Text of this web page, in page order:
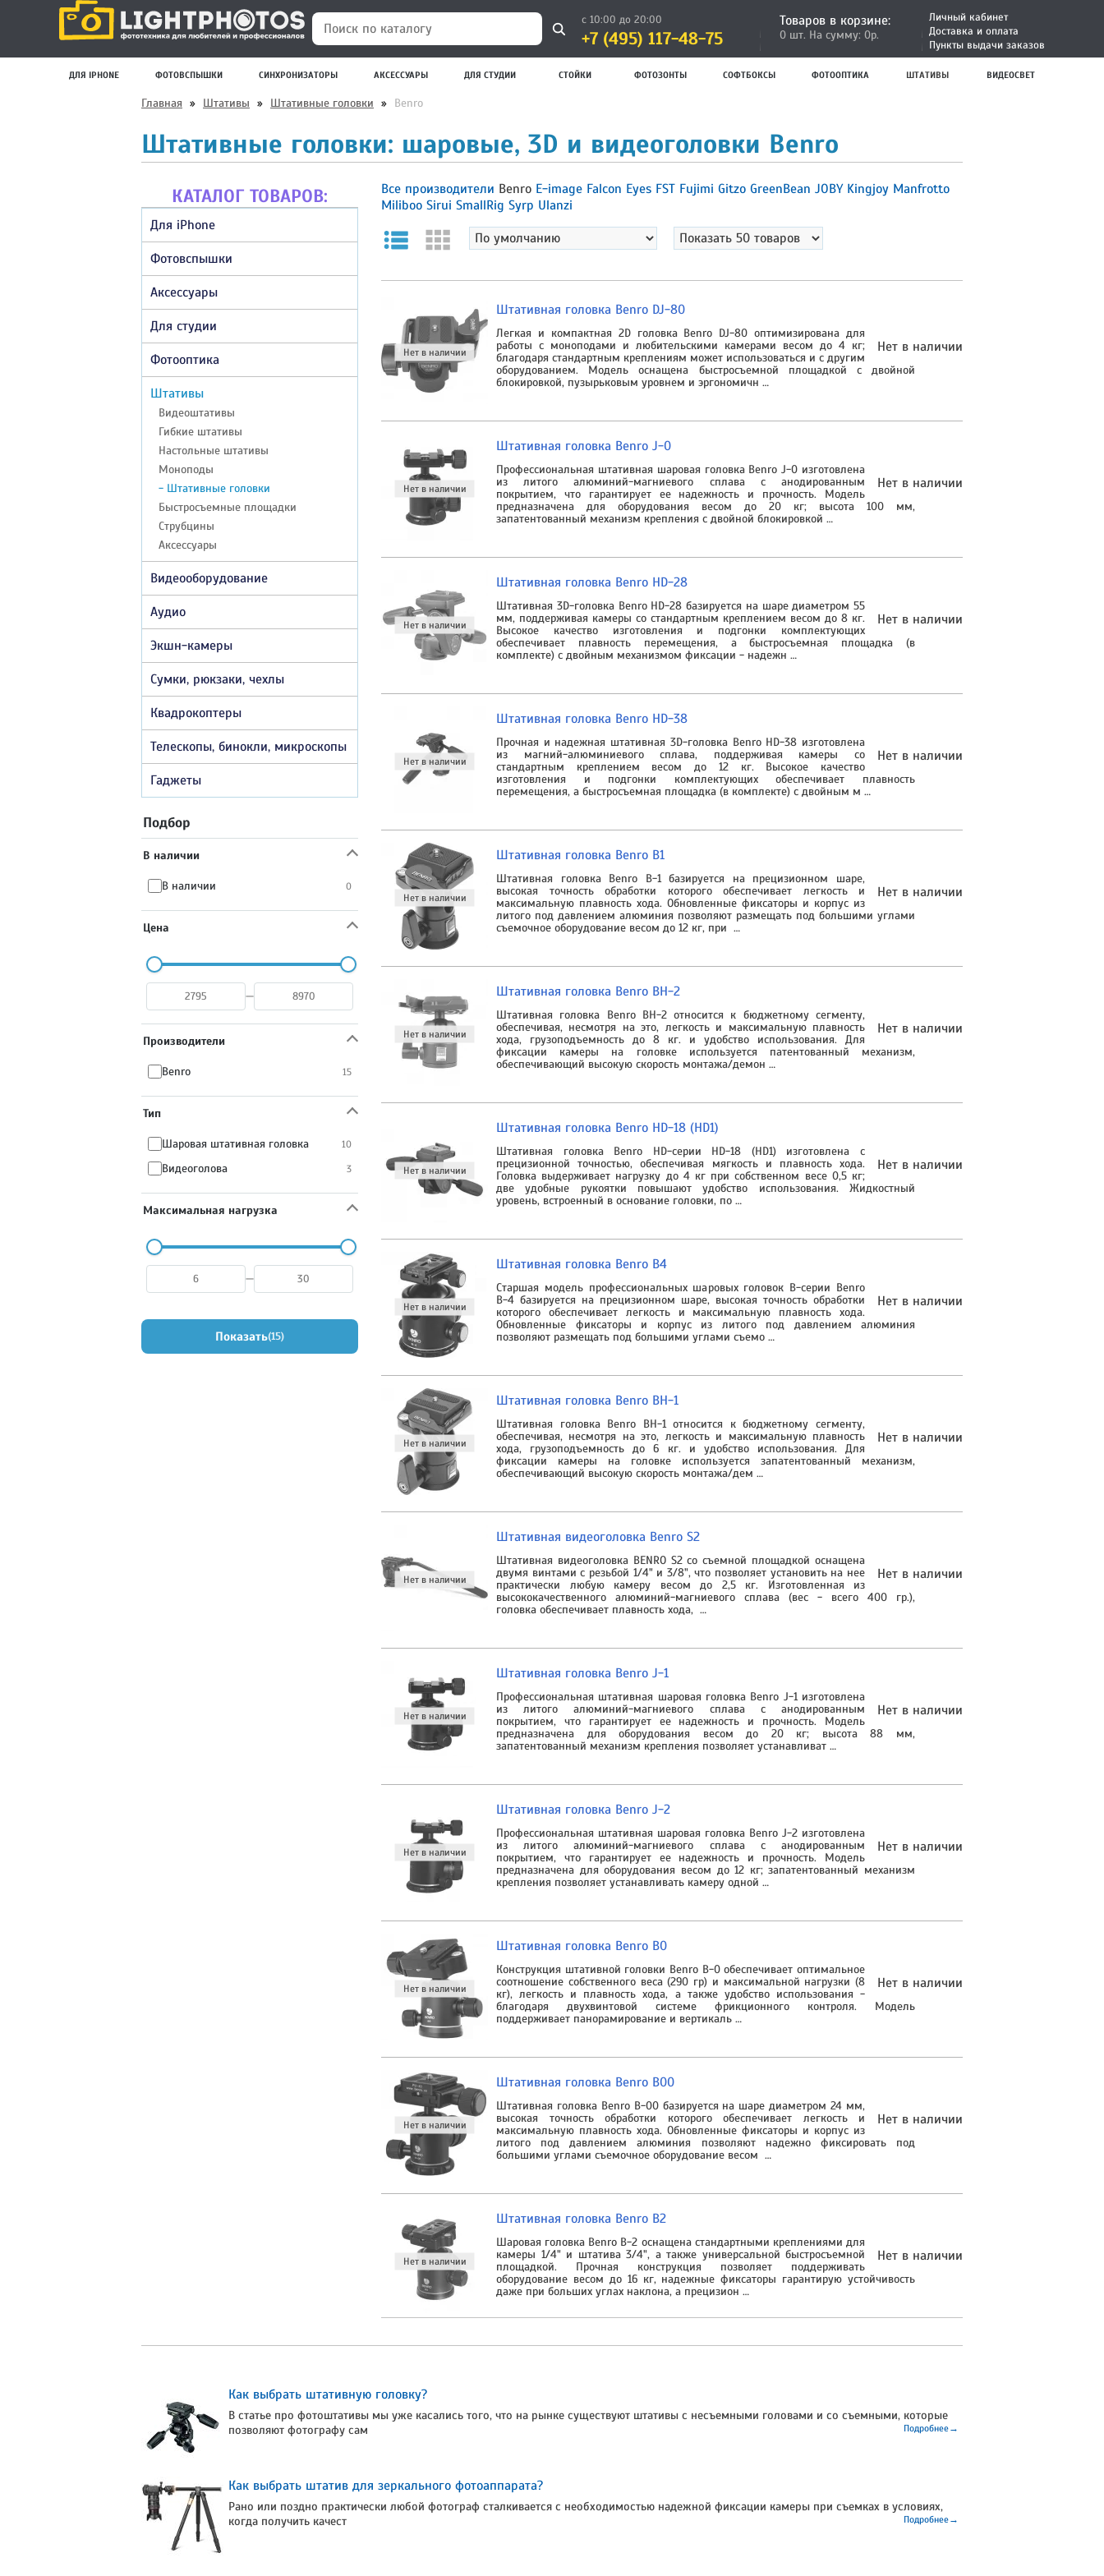
Поиск по каталогу
Личный кабинет
Доставка и оплата
Пункты выдачи заказов
Товаров в корзине:
0 шт. На сумму: 0р.
с 10:00 до 20:00
+7 (495) 117-48-75
ДЛЯ IPHONE ФОТОВСПЫШКИ СИНХРОНИЗАТОРЫ АКСЕССУАРЫ ДЛЯ СТУДИИ СТОЙКИ ФОТОЗОНТЫ СОФТБОКСЫ ФОТООПТИКА ШТАТИВЫ ВИДЕОСВЕТ
Главная » Штативы » Штативные головки » Benro
Штативные головки: шаровые, 3D и видеоголовки Benro
КАТАЛОГ ТОВАРОВ:
Для iPhone
Фотовспышки
Аксессуары
Для студии
Фотооптика
Штативы
Видеоштативы
Гибкие штативы
Настольные штативы
Моноподы
- Штативные головки
Быстросъемные площадки
Струбцины
Аксессуары
Видеооборудование
Аудио
Экшн-камеры
Сумки, рюкзаки, чехлы
Квадрокоптеры
Телескопы, бинокли, микроскопы
Гаджеты
Подбор
В наличии
В наличии 0
Цена
—
Производители
Benro 15
Тип
Шаровая штативная головка 10
Видеоголова 3
Максимальная нагрузка
—
Показать 15
Все производители Benro E-image Falcon Eyes FST Fujimi Gitzo GreenBean JOBY Kingjoy Manfrotto
Miliboo Sirui SmallRig Syrp Ulanzi
Нет в наличии
Штативная головка Benro DJ-80
Легкая и компактная 2D головка Benro DJ-80 оптимизирована для
работы с моноподами и любительскими камерами весом до 4 кг;
благодаря стандартным креплениям может использоваться и с другим
оборудованием. Модель оснащена быстросъемной площадкой с двойной
блокировкой, пузырьковым уровнем и эргономичн …
Нет в наличии
Штативная головка Benro J-0
Профессиональная штативная шаровая головка Benro J-0 изготовлена
из литого алюминий-магниевого сплава с анодированным
покрытием, что гарантирует ее надежность и прочность. Модель
предназначена для оборудования весом до 20 кг; высота 100 мм,
запатентованный механизм крепления с двойной блокировкой …
Нет в наличии
Штативная головка Benro HD-28
Штативная 3D-головка Benro HD-28 базируется на шаре диаметром 55
мм, поддерживая камеры со стандартным креплением весом до 8 кг.
Высокое качество изготовления и подгонки комплектующих
обеспечивает плавность перемещения, а быстросъемная площадка (в
комплекте) с двойным механизмом фиксации - надежн …
Нет в наличии
Штативная головка Benro HD-38
Прочная и надежная штативная 3D-головка Benro HD-38 изготовлена
из магний-алюминиевого сплава, поддерживая камеры со
стандартным креплением весом до 12 кг. Высокое качество
изготовления и подгонки комплектующих обеспечивает плавность
перемещения, а быстросъемная площадка (в комплекте) с двойным м …
Нет в наличии
Штативная головка Benro B1
Штативная головка Benro B-1 базируется на прецизионном шаре,
высокая точность обработки которого обеспечивает легкость и
максимальную плавность хода. Обновленные фиксаторы и корпус из
литого под давлением алюминия позволяют размещать под большими углами
съемочное оборудование весом до 12 кг, при …
Нет в наличии
Штативная головка Benro BH-2
Штативная головка Benro BH-2 относится к бюджетному сегменту,
обеспечивая, несмотря на это, легкость и максимальную плавность
хода, грузоподъемность до 8 кг. и удобство использования. Для
фиксации камеры на головке используется патентованный механизм,
обеспечивающий высокую скорость монтажа/демон …
Нет в наличии
Штативная головка Benro HD-18 (HD1)
Штативная головка Benro HD-серии HD-18 (HD1) изготовлена с
прецизионной точностью, обеспечивая мягкость и плавность хода.
Головка выдерживает нагрузку до 4 кг при собственном весе 0,5 кг;
две удобные рукоятки повышают удобство использования. Жидкостный
уровень, встроенный в основание головки, по …
Нет в наличии
Штативная головка Benro B4
Старшая модель профессиональных шаровых головок B-серии Benro
B-4 базируется на прецизионном шаре, высокая точность обработки
которого обеспечивает легкость и максимальную плавность хода.
Обновленные фиксаторы и корпус из литого под давлением алюминия
позволяют размещать под большими углами съемо …
Нет в наличии
Штативная головка Benro BH-1
Штативная головка Benro BH-1 относится к бюджетному сегменту,
обеспечивая, несмотря на это, легкость и максимальную плавность
хода, грузоподъемность до 6 кг. и удобство использования. Для
фиксации камеры на головке используется запатентованный механизм,
обеспечивающий высокую скорость монтажа/дем …
Нет в наличии
Штативная видеоголовка Benro S2
Штативная видеоголовка BENRO S2 со съемной площадкой оснащена
двумя винтами с резьбой 1/4" и 3/8", что позволяет установить на нее
практически любую камеру весом до 2,5 кг. Изготовленная из
высококачественного алюминий-магниевого сплава (вес - всего 400 гр.),
головка обеспечивает плавность хода, …
Нет в наличии
Штативная головка Benro J-1
Профессиональная штативная шаровая головка Benro J-1 изготовлена
из литого алюминий-магниевого сплава с анодированным
покрытием, что гарантирует ее надежность и прочность. Модель
предназначена для оборудования весом до 20 кг; высота 88 мм,
запатентованный механизм крепления позволяет устанавливат …
Нет в наличии
Штативная головка Benro J-2
Профессиональная штативная шаровая головка Benro J-2 изготовлена
из литого алюминий-магниевого сплава с анодированным
покрытием, что гарантирует ее надежность и прочность. Модель
предназначена для оборудования весом до 12 кг; запатентованный механизм
крепления позволяет устанавливать камеру одной …
Нет в наличии
Штативная головка Benro B0
Конструкция штативной головки Benro B-0 обеспечивает оптимальное
соотношение собственного веса (290 гр) и максимальной нагрузки (8
кг), легкость и плавность хода, а также удобство использования -
благодаря двухвинтовой системе фрикционного контроля. Модель
поддерживает панорамирование и вертикаль …
Нет в наличии
Штативная головка Benro B00
Штативная головка Benro B-00 базируется на шаре диаметром 24 мм,
высокая точность обработки которого обеспечивает легкость и
максимальную плавность хода. Обновленные фиксаторы и корпус из
литого под давлением алюминия позволяют надежно фиксировать под
большими углами съемочное оборудование весом …
Нет в наличии
Штативная головка Benro B2
Шаровая головка Benro B-2 оснащена стандартными креплениями для
камеры 1/4" и штатива 3/4", а также универсальной быстросъемной
площадкой. Прочная конструкция позволяет поддерживать
оборудование весом до 16 кг, надежные фиксаторы гарантирую устойчивость
даже при больших углах наклона, а прецизион …
Как выбрать штативную головку?
В статье про фотоштативы мы уже касались того, что на рынке существуют штативы с несъемными головами и со съемными, которые
позволяют фотографу сам
Подробнее→
Как выбрать штатив для зеркального фотоаппарата?
Рано или поздно практически любой фотограф сталкивается с необходимостью надежной фиксации камеры при съемках в условиях,
когда получить качест
Подробнее→